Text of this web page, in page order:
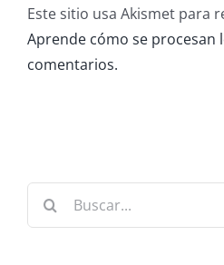
Este sitio usa Akismet para
Aprende cómo se procesan
comentarios.
Buscar: